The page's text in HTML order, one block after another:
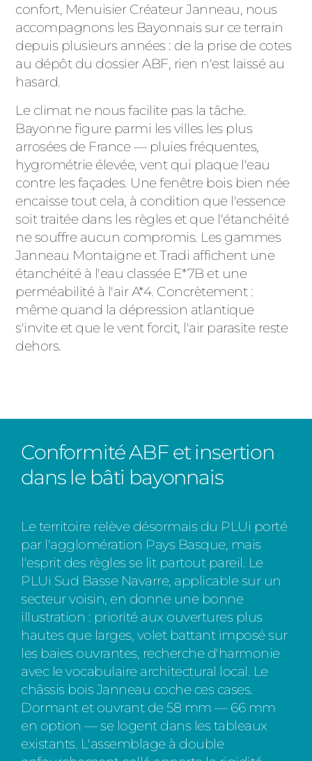
confort, Menuisier Créateur Janneau, nous
accompagnons les Bayonnais sur ce terrain
depuis plusieurs années : de la prise de cotes
au dépôt du dossier ABF, rien n'est laissé au
hasard.
Le climat ne nous facilite pas la tâche.
Bayonne figure parmi les villes les plus
arrosées de France — pluies fréquentes,
hygrométrie élevée, vent qui plaque l'eau
contre les façades. Une fenêtre bois bien née
encaisse tout cela, à condition que l'essence
soit traitée dans les règles et que l'étanchéité
ne souffre aucun compromis. Les gammes
Janneau Montaigne et Tradi affichent une
étanchéité à l'eau classée E*7B et une
perméabilité à l'air A*4. Concrètement :
même quand la dépression atlantique
s'invite et que le vent forcit, l'air parasite reste
dehors.
Conformité ABF et insertion
dans le bâti bayonnais
Le territoire relève désormais du PLUi porté
par l'agglomération Pays Basque, mais
l'esprit des règles se lit partout pareil. Le
PLUi Sud Basse Navarre, applicable sur un
secteur voisin, en donne une bonne
illustration : priorité aux ouvertures plus
hautes que larges, volet battant imposé sur
les baies ouvrantes, recherche d'harmonie
avec le vocabulaire architectural local. Le
châssis bois Janneau coche ces cases.
Dormant et ouvrant de 58 mm — 66 mm
en option — se logent dans les tableaux
existants. L'assemblage à double